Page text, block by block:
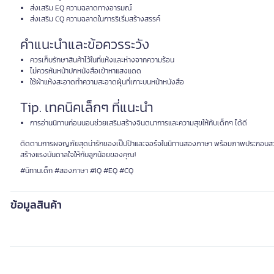
ส่งเสริม EQ ความฉลาดทางอารมณ์
ส่งเสริม CQ ความฉลาดในการริเริ่มสร้างสรรค์
คำแนะนำและข้อควรระวัง
ควรเก็บรักษาสินค้าไว้ในที่แห้งและห่างจากความร้อน
ไม่ควรหันหน้าปกหนังสือเข้าหาแสงแดด
ใช้ผ้าแห้งสะอาดทำความสะอาดฝุ่นที่เกาะบนหน้าหนังสือ
Tip. เทคนิคเล็กๆ ที่แนะนำ
การอ่านนิทานก่อนนอนช่วยเสริมสร้างจินตนาการและความสุขให้กับเด็กๆ ได้ดี
ติดตามการผจญภัยสุดน่ารักของเป๊ปป้าและจอร์จในนิทานสองภาษา พร้อมภาพประกอบส
สร้างแรงบันดาลใจให้กับลูกน้อยของคุณ!
#นิทานเด็ก #สองภาษา #IQ #EQ #CQ
ข้อมูลสินค้า